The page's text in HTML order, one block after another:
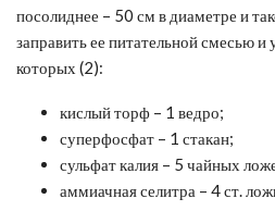
посолиднее – 50 см в диаметре и
заправить ее питательной смесью
которых (2):
кислый торф – 1 ведро;
суперфосфат – 1 стакан;
сульфат калия – 5 чайных
аммиачная селитра – 4 ст.